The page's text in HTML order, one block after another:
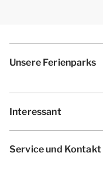
Unsere Ferienparks
Interessant
Service und Kontakt